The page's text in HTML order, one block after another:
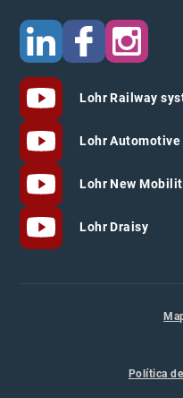
Lohr Railway
Lohr Automotive
Lohr New
Lohr Draisy
Política